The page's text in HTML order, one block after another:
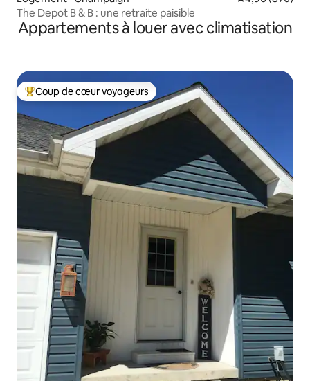
The Depot B & B : une retraite paisible
Appartements à louer avec climatisation
Coup de cœur voyageurs parmi les plus aimés
Coup de cœur voyageurs